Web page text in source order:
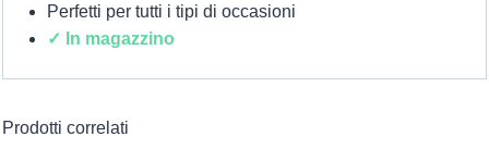
Perfetti per tutti i tipi di occasioni
✓ In magazzino
Prodotti correlati